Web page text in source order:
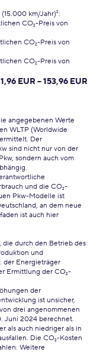
km/Jahr)²:
CO₂-Preis von
CO₂-Preis von
CO₂-Preis von
EUR – 153,96 EUR
angegebenen Werte
WLTP (Worldwide
Der
sind nicht nur von der
sondern auch vom
und die CO₂-
Pkw-Modelle ist
an dem neue
ist auch hier
die durch den Betrieb des
und
der Energieträger
Ermittlung der CO₂-
der
ist unsicher,
drei angenommenen
Juni 2024 berechnet.
als auch niedriger als in
Die CO₂-Kosten
Weitere